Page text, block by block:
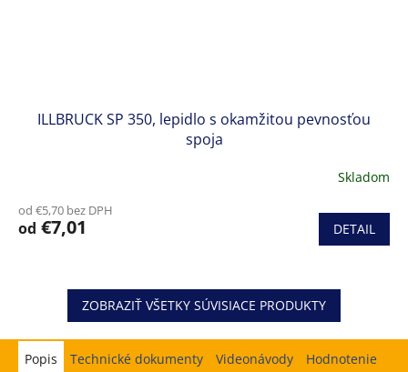
ILLBRUCK SP 350, lepidlo s okamžitou pevnosťou
spoja
Skladom
od €5,70 bez DPH
od €7,01 DETAIL
ZOBRAZIŤ VŠETKY SÚVISIACE PRODUKTY
Popis Hodnotenie